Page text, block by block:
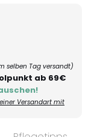
selben Tag versandt)
ab 69€
Versandart mit